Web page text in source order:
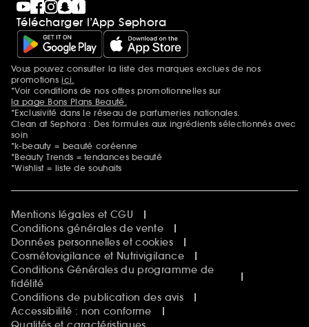
Télécharger l’App Sephora
Mentions additionnelles
Vous pouvez consulter la liste des marques exclues de nos
promotionsici.
*Voir conditions de nos offres promotionnelles sur
la page Bons Plans Beauté.
*Exclusivité dans le réseau de parfumeries nationales.
Clean at Sephora : Des formules aux ingrédients sélectionnés avec
soin
*k-beauty = beauté coréenne
*Beauty Trends = tendances beauté
*Wishlist = liste de souhaits
Mentions légales et CGU
Conditions générales de vente
Données personnelles et cookies
Cosmétovigilance et Nutrivigilance
Conditions Générales du programme de
fidélité
Conditions de publication des avis
Accessibilité : non conforme